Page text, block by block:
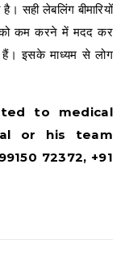
सही लेबलिंग बीमारियों
को कम करने में मदद कर
इसके माध्यम से लोग
to medical
or his team
72372, +91